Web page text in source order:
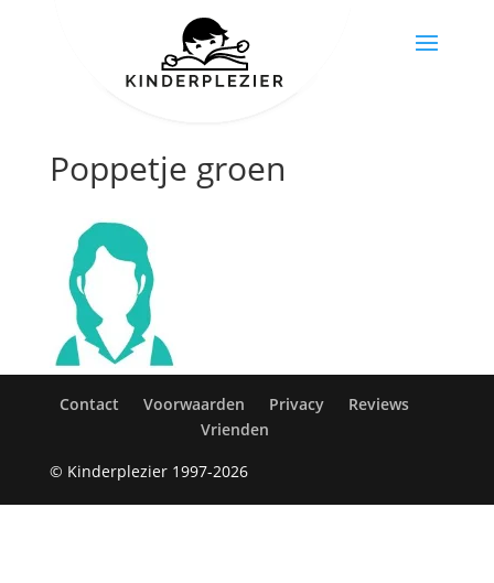
Poppetje groen
Contact Voorwaarden Privacy
Reviews
Vrienden
© Kinderplezier 1997-2026